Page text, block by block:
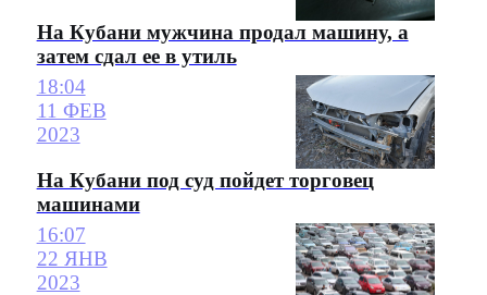
На Кубани мужчина продал машину, а
затем сдал ее в утиль
18:04
11 ФЕВ
2023
На Кубани под суд пойдет торговец
машинами
16:07
22 ЯНВ
2023